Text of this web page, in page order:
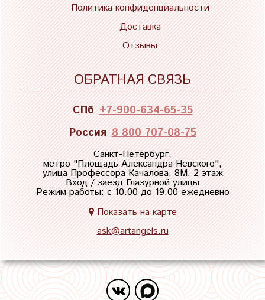
Политика конфиденциальности
Доставка
Отзывы
ОБРАТНАЯ СВЯЗЬ
СПб +7-900-634-65-35
Россия 8 800 707-08-75
Санкт-Петербург,
метро "Площадь Александра Невского",
улица Профессора Качалова, 8М, 2 этаж
Вход / заезд Глазурной улицы
Режим работы: с 10.00 до 19.00 ежедневно
Показать на карте
ask@artangels.ru